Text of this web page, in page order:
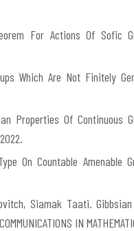
For Actions Of Sofic
Which Are Not Finitely
Properties Of Continuous
Countable Amenable
Siamak Taati.
IN